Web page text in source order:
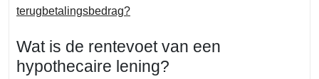
terugbetalingsbedrag?
Wat is de rentevoet van een
hypothecaire lening?